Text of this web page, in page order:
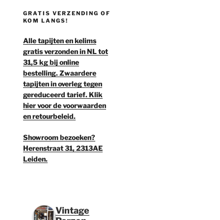
GRATIS VERZENDING OF
KOM LANGS!
Alle tapijten en kelims
gratis verzonden in NL tot
31,5 kg bij online
bestelling. Zwaardere
tapijten in overleg tegen
gereduceerd tarief. Klik
hier voor de voorwaarden
en retourbeleid.
Showroom bezoeken?
Herenstraat 31, 2313AE
Leiden.
Vintage